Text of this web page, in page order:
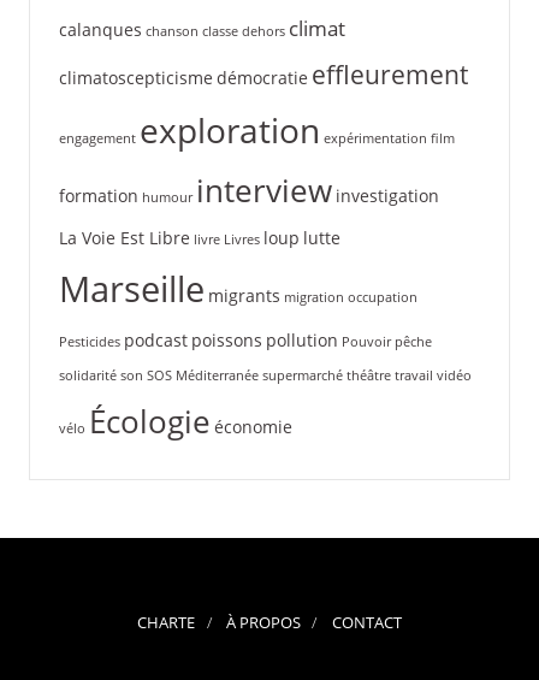
calanques chanson classe dehors climat
climatoscepticisme démocratie effleurement
engagement exploration expérimentation film
formation humour interview investigation
La Voie Est Libre livre Livres loup lutte
Marseille migrants migration occupation
Pesticides podcast poissons pollution Pouvoir pêche
solidarité son SOS Méditerranée supermarché théâtre travail vidéo
vélo Écologie économie
CHARTE À PROPOS CONTACT